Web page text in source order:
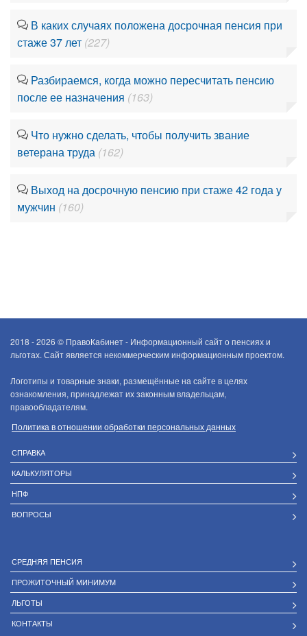
В каких случаях положена досрочная пенсия при
стаже 37 лет (227)
Разбираемся, когда можно пересчитать пенсию
после ее назначения (163)
Что нужно сделать, чтобы получить звание
ветерана труда (162)
Выход на досрочную пенсию при стаже 42 года у
мужчин (160)
2018 - 2026 © ПравоКабинет - Информационный сайт о пенсиях и
льготах. Сайт является некоммерческим информационным проектом.
Логотипы и товарные знаки, размещённые на сайте в целях
ознакомления, принадлежат их законным владельцам,
правообладателям.
Политика в отношении обработки персональных данных
СПРАВКА
КАЛЬКУЛЯТОРЫ
НПФ
ВОПРОСЫ
СРЕДНЯЯ ПЕНСИЯ
ПРОЖИТОЧНЫЙ МИНИМУМ
ЛЬГОТЫ
КОНТАКТЫ